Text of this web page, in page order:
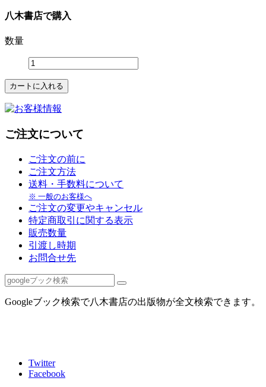
八木書店で購入
数量
ご注文について
ご注文の前に
ご注文方法
送料・手数料について
※ 一般のお客様へ
ご注文の変更やキャンセル
特定商取引に関する表示
販売数量
引渡し時期
お問合せ先
Googleブック検索で八木書店の出版物が全文検索できます。
Twitter
Facebook